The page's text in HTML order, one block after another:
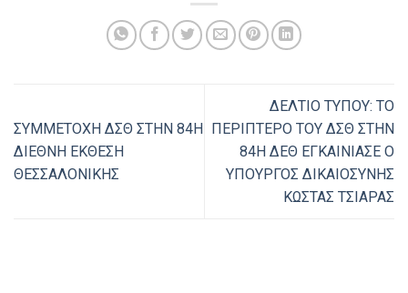
ΣΥΜΜΕΤΟΧΗ ΔΣΘ ΣΤΗΝ 84Η
ΔΙΕΘΝΗ ΕΚΘΕΣΗ
ΘΕΣΣΑΛΟΝΙΚΗΣ
ΔΕΛΤΙΟ ΤΥΠΟΥ: ΤΟ
ΠΕΡΙΠΤΕΡΟ ΤΟΥ ΔΣΘ ΣΤΗΝ
84Η ΔΕΘ ΕΓΚΑΙΝΙΑΣΕ Ο
ΥΠΟΥΡΓΟΣ ΔΙΚΑΙΟΣΥΝΗΣ
ΚΩΣΤΑΣ ΤΣΙΑΡΑΣ